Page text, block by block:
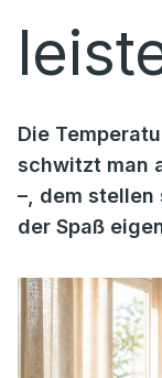
Die
schwitzt man
–, dem stellen
der Spaß